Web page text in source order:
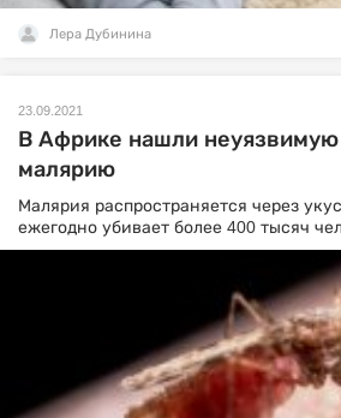
Лера Дубинина
23.09.2021
В Африке нашли неуязвимую
малярию
Малярия распространяется через
ежегодно убивает более 400 тысяч